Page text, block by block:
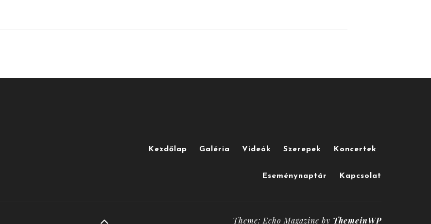
Kezdőlap Galéria Videók Szerepek Koncertek
Eseménynaptár Kapcsolat
Theme: Echo Magazine by ThemeinWP